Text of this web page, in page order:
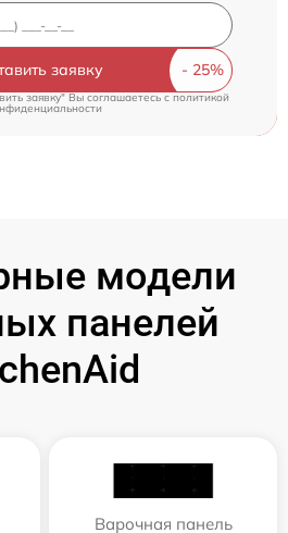
заявку
заявку" Вы соглашаетесь cполитикой
модели
панелей
Варочная панель